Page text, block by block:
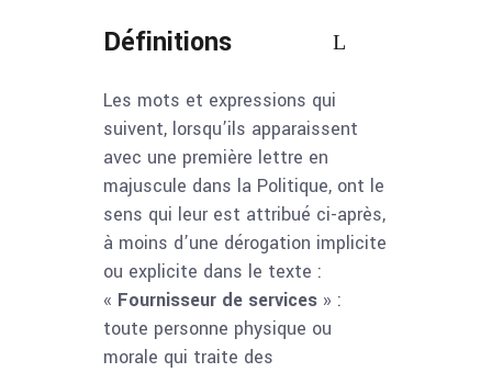
Définitions
Les mots et expressions qui
suivent, lorsqu’ils apparaissent
avec une première lettre en
majuscule dans la Politique, ont le
sens qui leur est attribué ci-après,
à moins d’une dérogation implicite
ou explicite dans le texte :
« Fournisseur de services » :
toute personne physique ou
morale qui traite des